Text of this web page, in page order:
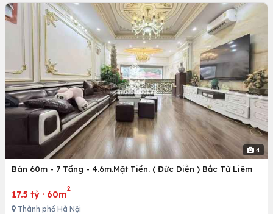
4
Bán 60m - 7 Tầng - 4.6m.Mặt Tiền. ( Đức Diễn ) Bắc Từ Liêm
17.5 tỷ · 60m
2
Thành phố Hà Nội